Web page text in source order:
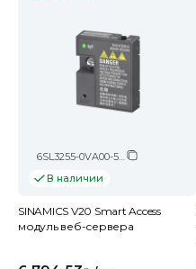
6SL3255-0VA00-5AA0
В наличии
SINAMICS V20 Smart Access
модуль веб-сервера